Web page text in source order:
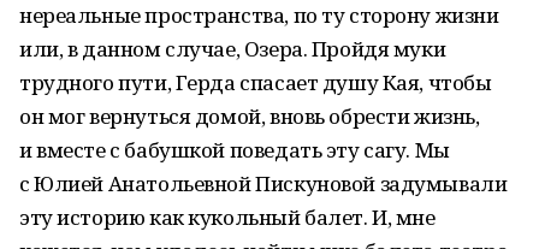
нереальные пространства, по ту сторону жизни
или, в данном случае, Озера. Пройдя муки
трудного пути, Герда спасает душу Кая, чтобы
он мог вернуться домой, вновь обрести жизнь,
и вместе с бабушкой поведать эту сагу. Мы
с Юлией Анатольевной Пискуновой задумывали
эту историю как кукольный балет. И, мне